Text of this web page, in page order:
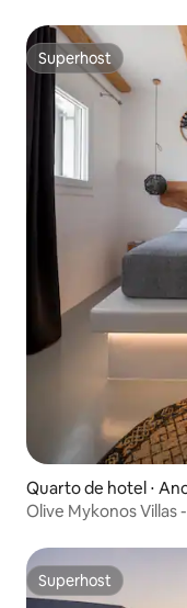
Superhost
Superhost
Quarto de hotel ⋅
Olive Mykonos Villas
Superhost
Superhost